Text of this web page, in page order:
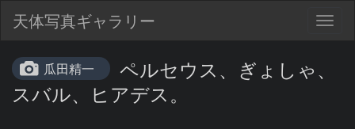
天体写真ギャラリー
瓜田精一
ペルセウス、ぎょしゃ、
スバル、ヒアデス。